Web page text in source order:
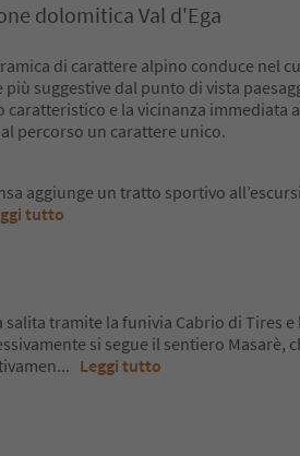
dolomitica Val d'Ega
di carattere alpino conduce nel
più suggestive dal punto di vista
caratteristico e la vicinanza immediata
percorso un carattere unico.
aggiunge un tratto sportivo
tutto
salita tramite la funivia Cabrio di Tires e
si segue il sentiero Masarè,
... Leggi tutto